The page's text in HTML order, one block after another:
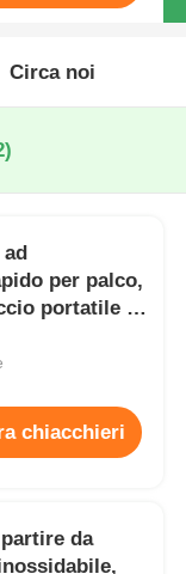
Circa noi
per palco,
portatile in
chiacchieri
da